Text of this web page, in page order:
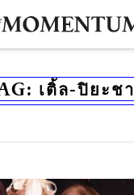
เติ้ล-ปิยะช